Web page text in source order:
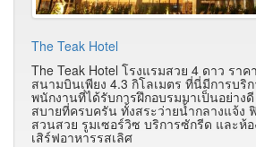
The Teak Hotel
The Teak Hotel โรงแรมสวย 4 ดาว ราค
สนามบินเพียง 4.3 กิโลเมตร ที่นี่มีการบริ
พนักงานที่ได้รับการฝึกอบรมมาเป็นอย่าง
สบายที่ครบครัน ทั้งสระว่ายน้ำกลางแจ้ง
สวนสวย รูมเซอร์วิซ บริการซักรีด และห้
เสิร์ฟอาหารรสเลิศ